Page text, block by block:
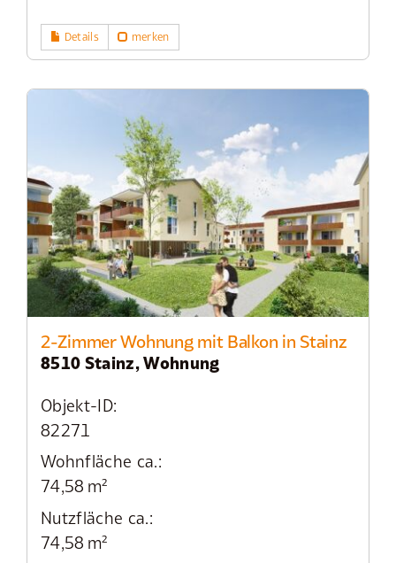
Details merken
2-Zimmer Wohnung mit Balkon in Stainz
8510 Stainz, Wohnung
Objekt-ID:
82271
Wohnfläche ca.:
74,58 m²
Nutzfläche ca.:
74,58 m²